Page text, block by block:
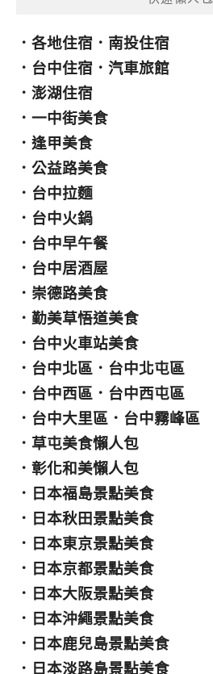
． 各地住宿 ． 南投住宿
． 台中住宿 ． 汽車旅館
． 澎湖住宿
． 一中街美食
． 逢甲美食
． 公益路美食
． 台中拉麵
． 台中火鍋
． 台中早午餐
． 台中居酒屋
． 崇德路美食
． 勤美草悟道美食
． 台中火車站美食
． 台中北區 ． 台中北屯區
． 台中西區 ． 台中西屯區
． 台中大里區 ． 台中霧峰區
． 草屯美食懶人包
． 彰化和美懶人包
． 日本福島景點美食
． 日本秋田景點美食
． 日本東京景點美食
． 日本京都景點美食
． 日本大阪景點美食
． 日本沖繩景點美食
． 日本鹿兒島景點美食
． 日本淡路島景點美食